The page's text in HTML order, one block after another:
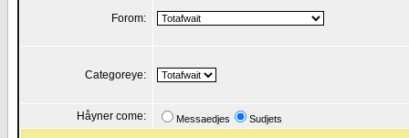
Forom:
Categoreye:
Håyner come: Messaedjes Sudjets